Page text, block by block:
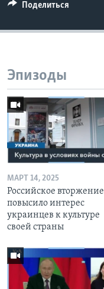
Поделиться
Эпизоды
МАРТ 14, 2025
Российское вторжение
повысило интерес
украинцев к культуре
своей страны